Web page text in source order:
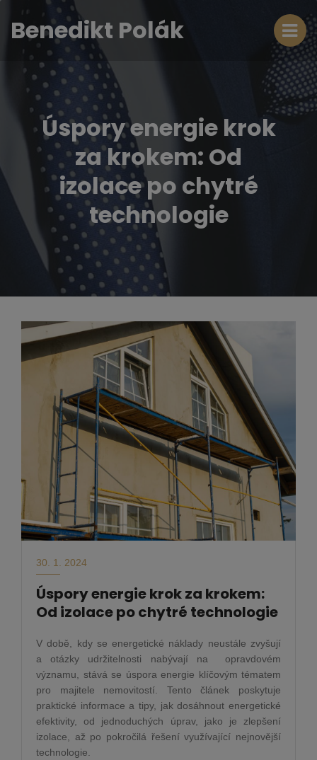
Benedikt Polák
Úspory energie krok
za krokem: Od
izolace po chytré
technologie
30. 1. 2024
Úspory energie krok za krokem:
Od izolace po chytré technologie
V době, kdy se energetické náklady neustále zvyšují
a otázky udržitelnosti nabývají na opravdovém
významu, stává se úspora energie klíčovým tématem
pro majitele nemovitostí. Tento článek poskytuje
praktické informace a tipy, jak dosáhnout energetické
efektivity, od jednoduchých úprav, jako je zlepšení
izolace, až po pokročilá řešení využívající nejnovější
technologie.